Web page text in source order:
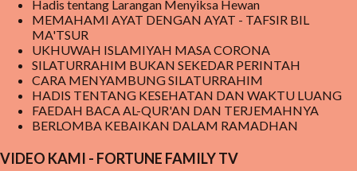
Hadis tentang Larangan Menyiksa Hewan
MEMAHAMI AYAT DENGAN AYAT - TAFSIR BIL
MA'TSUR
UKHUWAH ISLAMIYAH MASA CORONA
SILATURRAHIM BUKAN SEKEDAR PERINTAH
CARA MENYAMBUNG SILATURRAHIM
HADIS TENTANG KESEHATAN DAN WAKTU LUANG
FAEDAH BACA AL-QUR'AN DAN TERJEMAHNYA
BERLOMBA KEBAIKAN DALAM RAMADHAN
VIDEO KAMI - FORTUNE FAMILY TV